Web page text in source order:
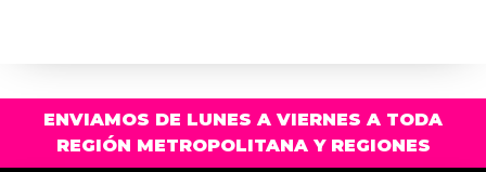
ENVIAMOS DE LUNES A VIERNES A TODA
REGIÓN METROPOLITANA Y REGIONES